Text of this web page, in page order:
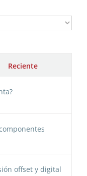
Reciente
offset y digital